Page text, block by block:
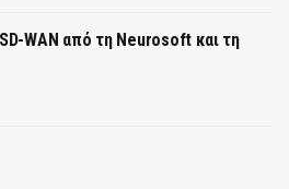
WAN από τη Neurosoft και τη